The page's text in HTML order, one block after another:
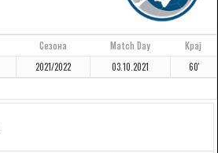
Сезона Match Day
Крај
2021/2022 03.10.2021
60'